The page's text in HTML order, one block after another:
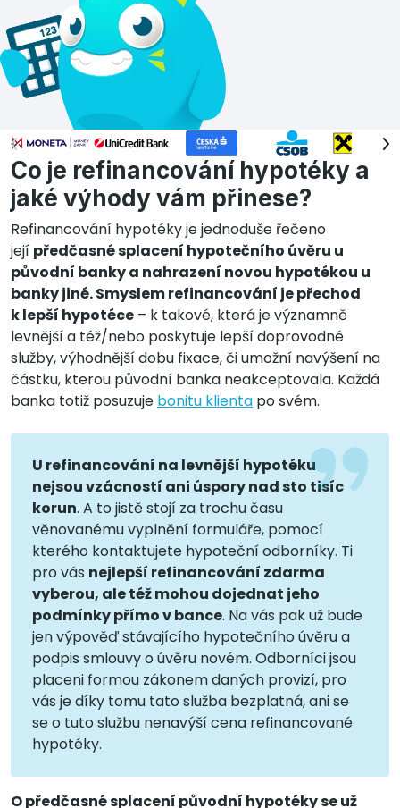
Co je refinancování hypotéky a
jaké výhody vám přinese?
Refinancování hypotéky je jednoduše řečeno
její předčasné splacení hypotečního úvěru u
původní banky a nahrazení novou hypotékou u
banky jiné. Smyslem refinancování je přechod
k lepší hypotéce – k takové, která je významně
levnější a též/nebo poskytuje lepší doprovodné
služby, výhodnější dobu fixace, či umožní navýšení na
částku, kterou původní banka neakceptovala. Každá
banka totiž posuzuje bonitu klienta po svém.
U refinancování na levnější hypotéku
nejsou vzácností ani úspory nad sto tisíc
korun. A to jistě stojí za trochu času
věnovanému vyplnění formuláře, pomocí
kterého kontaktujete hypoteční odborníky. Ti
pro vás nejlepší refinancování zdarma
vyberou, ale též mohou dojednat jeho
podmínky přímo v bance. Na vás pak už bude
jen výpověď stávajícího hypotečního úvěru a
podpis smlouvy o úvěru novém. Odborníci jsou
placeni formou zákonem daných provizí, pro
vás je díky tomu tato služba bezplatná, ani se
se o tuto službu nenavýší cena refinancované
hypotéky.
O předčasné splacení původní hypotéky se už